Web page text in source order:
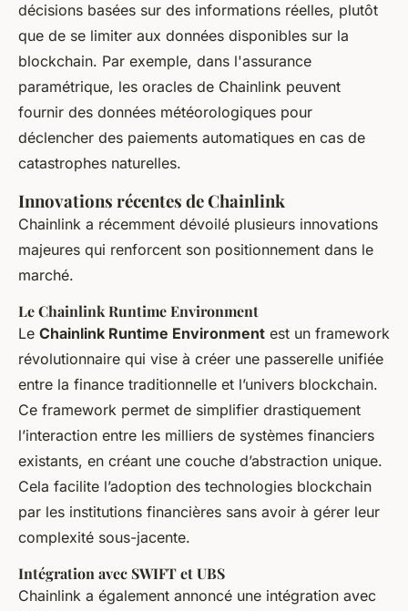
décisions basées sur des informations réelles, plutôt
que de se limiter aux données disponibles sur la
blockchain. Par exemple, dans l'assurance
paramétrique, les oracles de Chainlink peuvent
fournir des données météorologiques pour
déclencher des paiements automatiques en cas de
catastrophes naturelles.
Innovations récentes de Chainlink
Chainlink a récemment dévoilé plusieurs innovations
majeures qui renforcent son positionnement dans le
marché.
Le Chainlink Runtime Environment
Le Chainlink Runtime Environment est un framework
révolutionnaire qui vise à créer une passerelle unifiée
entre la finance traditionnelle et l’univers blockchain.
Ce framework permet de simplifier drastiquement
l’interaction entre les milliers de systèmes financiers
existants, en créant une couche d’abstraction unique.
Cela facilite l’adoption des technologies blockchain
par les institutions financières sans avoir à gérer leur
complexité sous-jacente.
Intégration avec SWIFT et UBS
Chainlink a également annoncé une intégration avec